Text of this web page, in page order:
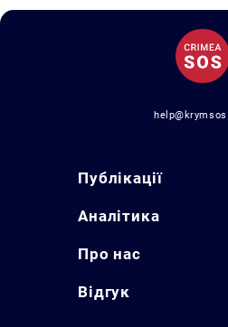
Публікації
Аналітика
Про нас
Відгук